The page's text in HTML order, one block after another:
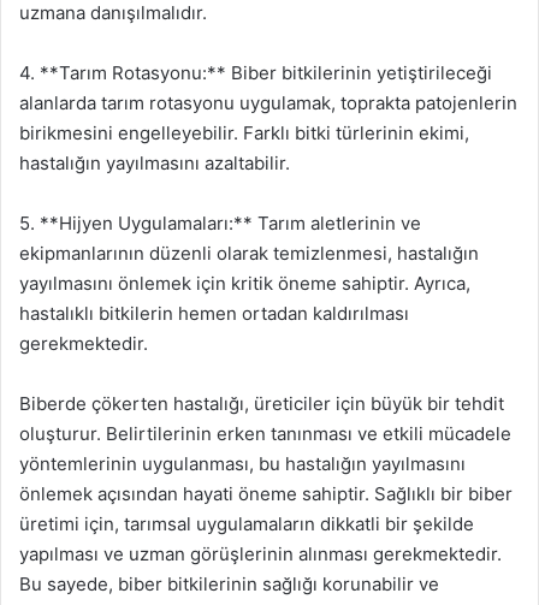
uzmana danışılmalıdır.
4. **Tarım Rotasyonu:** Biber bitkilerinin yetiştirileceği
alanlarda tarım rotasyonu uygulamak, toprakta patojenlerin
birikmesini engelleyebilir. Farklı bitki türlerinin ekimi,
hastalığın yayılmasını azaltabilir.
5. **Hijyen Uygulamaları:** Tarım aletlerinin ve
ekipmanlarının düzenli olarak temizlenmesi, hastalığın
yayılmasını önlemek için kritik öneme sahiptir. Ayrıca,
hastalıklı bitkilerin hemen ortadan kaldırılması
gerekmektedir.
Biberde çökerten hastalığı, üreticiler için büyük bir tehdit
oluşturur. Belirtilerinin erken tanınması ve etkili mücadele
yöntemlerinin uygulanması, bu hastalığın yayılmasını
önlemek açısından hayati öneme sahiptir. Sağlıklı bir biber
üretimi için, tarımsal uygulamaların dikkatli bir şekilde
yapılması ve uzman görüşlerinin alınması gerekmektedir.
Bu sayede, biber bitkilerinin sağlığı korunabilir ve